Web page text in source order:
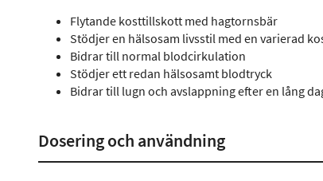
Flytande kosttillskott med hagtornsbär
Stödjer en hälsosam livsstil med en varierad
Bidrar till normal blodcirkulation
Stödjer ett redan hälsosamt blodtryck
Bidrar till lugn och avslappning efter en lång
Dosering och användning